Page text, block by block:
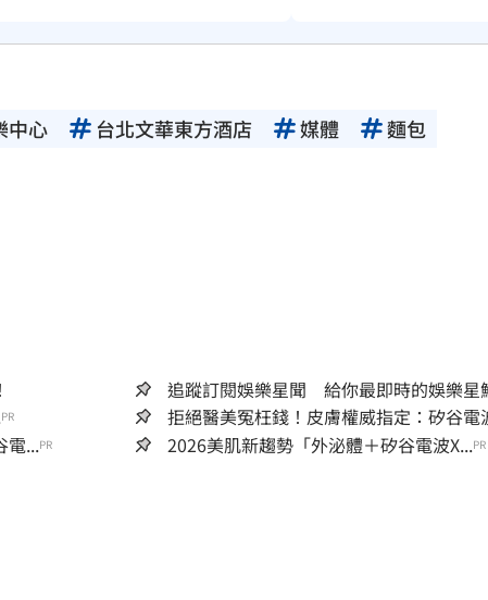
中心 台北文華東方酒店 媒體 麵包
追蹤訂閱娛樂星聞 給你最即時的娛樂星
PR 拒絕醫美冤枉錢！皮膚權威指定：矽谷電
電...PR 2026美肌新趨勢「外泌體＋矽谷電波X...PR